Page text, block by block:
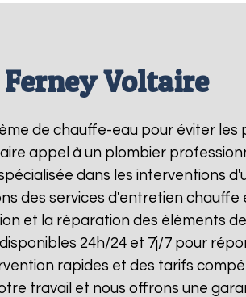
Voltaire
de chauffe-eau pour éviter les
appel à un plombier
dans les interventions
des services d'entretien chauffe
et la réparation des éléments
24h/24 et 7j/7 pour
rapides et des tarifs
travail et nous offrons une